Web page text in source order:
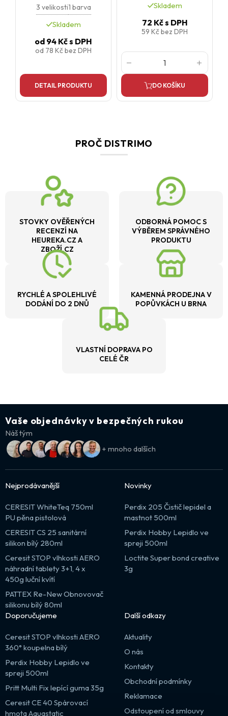
3 velikosti1 barva
Skladem
od 94 Kčs DPH
od 78 Kčbez DPH
DETAIL PRODUKTU
Skladem
72 Kčs DPH
59 Kčbez DPH
DO KOŠÍKU
PROČ DISTRIMO
STOVKY OVĚŘENÝCH
RECENZÍ NA
HEUREKA.CZ A
ZBOŽÍ.CZ
ODBORNÁ POMOC S
VÝBĚREM SPRÁVNÉHO
PRODUKTU
RYCHLÉ A SPOLEHLIVÉ
DODÁNÍ DO 2 DNŮ
KAMENNÁ PRODEJNA V
POPŮVKÁCH U BRNA
VLASTNÍ DOPRAVA PO
CELÉ ČR
Vaše objednávky v bezpečných rukou
Náš tým
+ mnoho dalších
Nejprodávanější
CERESIT WhiteTeq 750ml
PU pěna pistolová
CERESIT CS 25 sanitární
silikon bílý 280ml
Ceresit STOP vlhkosti AERO
náhradní tablety 3+1, 4 x
450g luční kvítí
PATTEX Re-New Obnovovač
silikonu bílý 80ml
Novinky
Perdix 205 Čistič lepidel a
mastnot 500ml
Perdix Hobby Lepidlo ve
spreji 500ml
Loctite Super bond creative
3g
Doporučujeme
Ceresit STOP vlhkosti AERO
360° koupelna bílý
Perdix Hobby Lepidlo ve
spreji 500ml
Pritt Multi Fix lepící guma 35g
Ceresit CE 40 Spárovací
hmota Aquastatic
Další odkazy
Aktuality
O nás
Kontakty
Obchodní podmínky
Reklamace
Odstoupení od smlouvy